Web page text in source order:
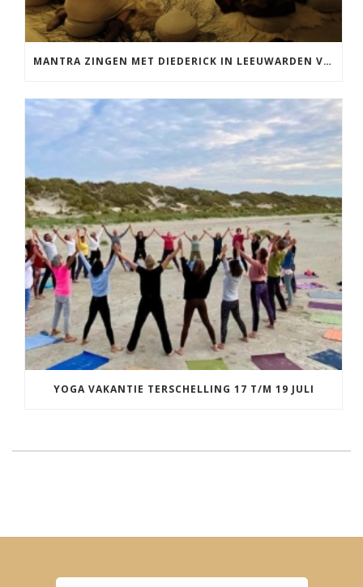
MANTRA ZINGEN MET DIEDERICK IN LEEUWARDEN VRIJDAG 12 JUNI KIRTAN
YOGA VAKANTIE TERSCHELLING 17 T/M 19 JULI